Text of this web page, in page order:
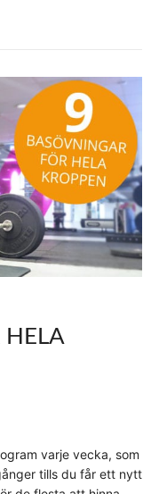
HELA
varje vecka, som
tills du får ett nytt